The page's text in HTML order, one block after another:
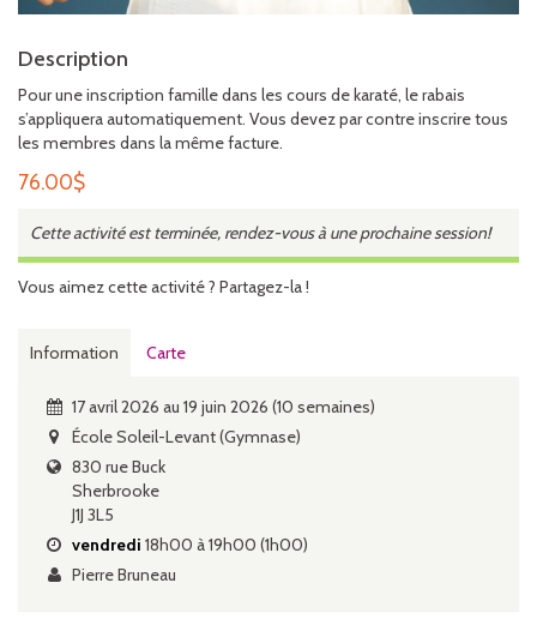
Description
Pour une inscription famille dans les cours de karaté, le rabais
s’appliquera automatiquement. Vous devez par contre inscrire tous
les membres dans la même facture.
76.00$
Cette activité est terminée, rendez-vous à une prochaine session!
Vous aimez cette activité ? Partagez-la !
Information Carte
17 avril 2026 au 19 juin 2026 (10 semaines)
École Soleil-Levant (Gymnase)
830 rue Buck
Sherbrooke
J1J 3L5
vendredi 18h00 à 19h00 (1h00)
Pierre Bruneau